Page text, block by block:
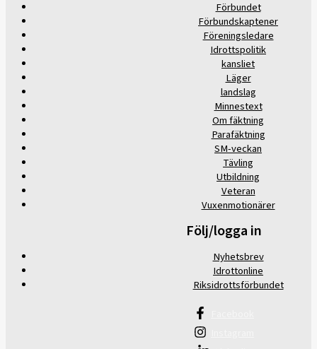
Förbundet
Förbundskaptener
Föreningsledare
Idrottspolitik
kansliet
Läger
landslag
Minnestext
Om fäktning
Parafäktning
SM-veckan
Tävling
Utbildning
Veteran
Vuxenmotionärer
Följ/logga in
Nyhetsbrev
Idrottonline
Riksidrottsförbundet